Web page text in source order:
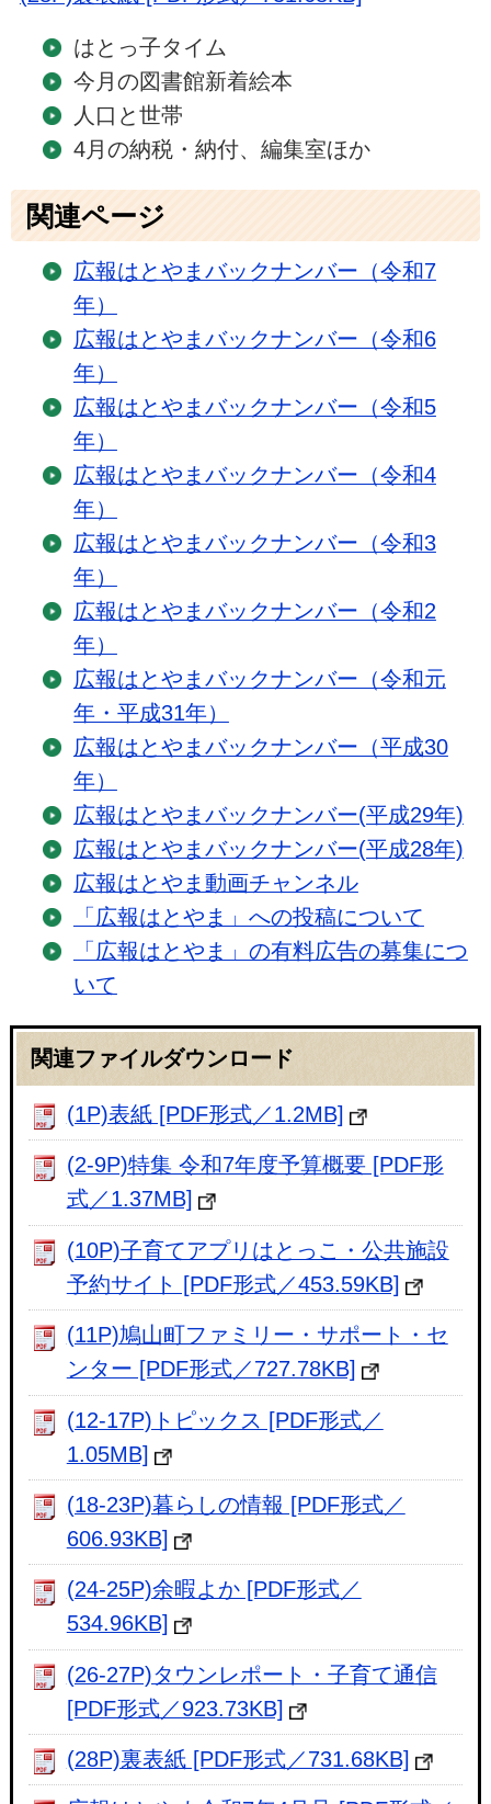
はとっ子タイム
今月の図書館新着絵本
人口と世帯
4月の納税・納付、編集室ほか
関連ページ
広報はとやまバックナンバー（令和7
年）
広報はとやまバックナンバー（令和6
年）
広報はとやまバックナンバー（令和5
年）
広報はとやまバックナンバー（令和4
年）
広報はとやまバックナンバー（令和3
年）
広報はとやまバックナンバー（令和2
年）
広報はとやまバックナンバー（令和元
年・平成31年）
広報はとやまバックナンバー（平成30
年）
広報はとやまバックナンバー(平成29年)
広報はとやまバックナンバー(平成28年)
広報はとやま動画チャンネル
「広報はとやま」への投稿について
「広報はとやま」の有料広告の募集につ
いて
関連ファイルダウンロード
(1P)表紙 [PDF形式／1.2MB]
(2-9P)特集 令和7年度予算概要 [PDF形
式／1.37MB]
(10P)子育てアプリはとっこ・公共施設
予約サイト [PDF形式／453.59KB]
(11P)鳩山町ファミリー・サポート・セ
ンター [PDF形式／727.78KB]
(12-17P)トピックス [PDF形式／
1.05MB]
(18-23P)暮らしの情報 [PDF形式／
606.93KB]
(24-25P)余暇よか [PDF形式／
534.96KB]
(26-27P)タウンレポート・子育て通信
[PDF形式／923.73KB]
(28P)裏表紙 [PDF形式／731.68KB]